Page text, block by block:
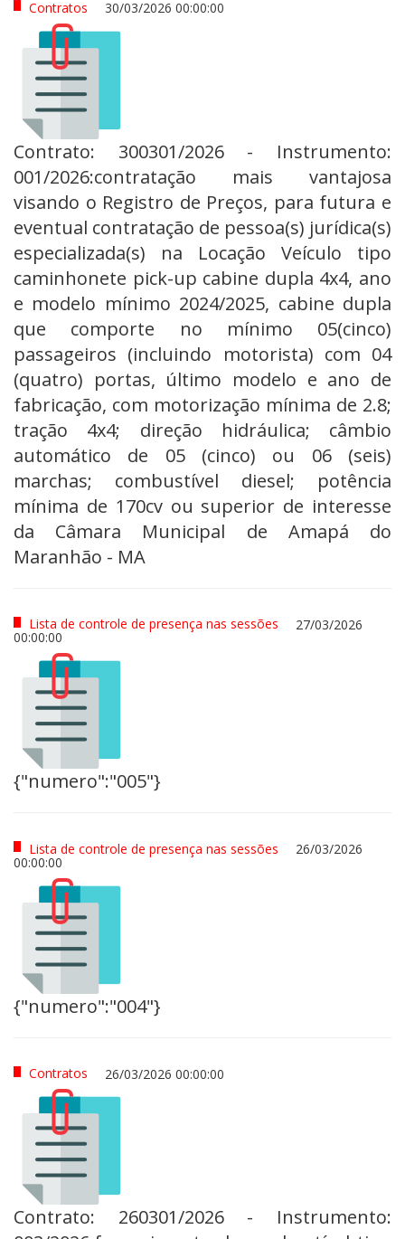
Contratos 30/03/2026 00:00:00
Contrato: 300301/2026 - Instrumento:
001/2026:contratação mais vantajosa
visando o Registro de Preços, para futura e
eventual contratação de pessoa(s) jurídica(s)
especializada(s) na Locação Veículo tipo
caminhonete pick-up cabine dupla 4x4, ano
e modelo mínimo 2024/2025, cabine dupla
que comporte no mínimo 05(cinco)
passageiros (incluindo motorista) com 04
(quatro) portas, último modelo e ano de
fabricação, com motorização mínima de 2.8;
tração 4x4; direção hidráulica; câmbio
automático de 05 (cinco) ou 06 (seis)
marchas; combustível diesel; potência
mínima de 170cv ou superior de interesse
da Câmara Municipal de Amapá do
Maranhão - MA
Lista de controle de presença nas sessões 27/03/2026
00:00:00
{"numero":"005"}
Lista de controle de presença nas sessões 26/03/2026
00:00:00
{"numero":"004"}
Contratos 26/03/2026 00:00:00
Contrato: 260301/2026 - Instrumento: